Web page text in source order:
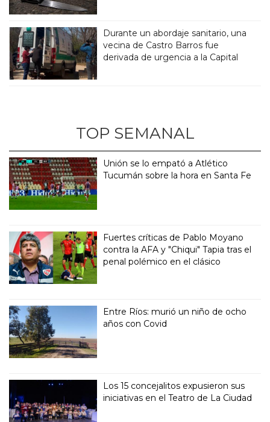
Durante un abordaje sanitario, una
vecina de Castro Barros fue
derivada de urgencia a la Capital
TOP SEMANAL
Unión se lo empató a Atlético
Tucumán sobre la hora en Santa Fe
Fuertes críticas de Pablo Moyano
contra la AFA y "Chiqui" Tapia tras el
penal polémico en el clásico
Entre Ríos: murió un niño de ocho
años con Covid
Los 15 concejalitos expusieron sus
iniciativas en el Teatro de La Ciudad